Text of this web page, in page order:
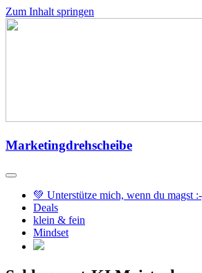
Zum Inhalt springen
Marketingdrehscheibe
💚 Unterstütze mich, wenn du magst
Deals
klein & fein
Mindset